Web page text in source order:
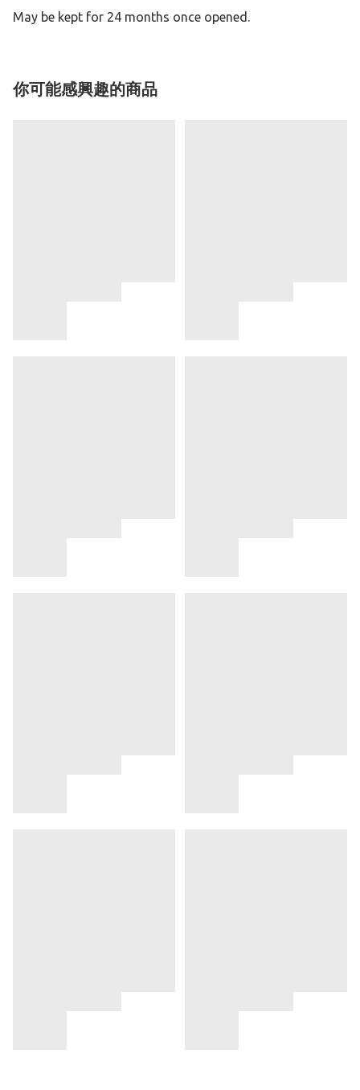
May be kept for 24 months once opened.
你可能感興趣的商品